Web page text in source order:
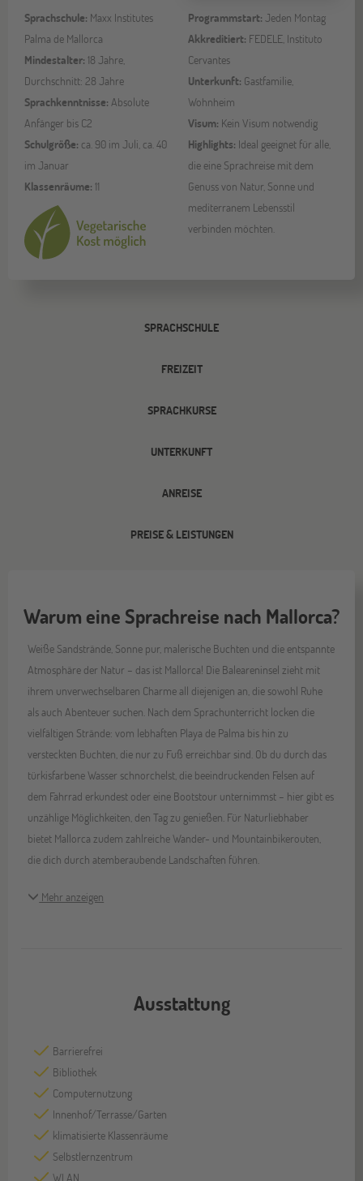
Sprachschule: Maxx Institutes
Palma de Mallorca
Mindestalter: 18 Jahre,
Durchschnitt: 28 Jahre
Sprachkenntnisse: Absolute
Anfänger bis C2
Schulgröße: ca. 90 im Juli, ca. 40
im Januar
Klassenräume: 11
Programmstart: Jeden Montag
Akkreditiert: FEDELE, Instituto
Cervantes
Unterkunft: Gastfamilie,
Wohnheim
Visum: Kein Visum notwendig
Highlights: Ideal geeignet für alle,
die eine Sprachreise mit dem
Genuss von Natur, Sonne und
mediterranem Lebensstil
verbinden möchten.
SPRACHSCHULE
FREIZEIT
SPRACHKURSE
UNTERKUNFT
ANREISE
PREISE & LEISTUNGEN
Warum eine Sprachreise nach Mallorca?
Weiße Sandstrände, Sonne pur, malerische Buchten und die entspannte
Atmosphäre der Natur – das ist Mallorca! Die Baleareninsel zieht mit
ihrem unverwechselbaren Charme all diejenigen an, die sowohl Ruhe
als auch Abenteuer suchen. Nach dem Sprachunterricht locken die
vielfältigen Strände: vom lebhaften Playa de Palma bis hin zu
versteckten Buchten, die nur zu Fuß erreichbar sind. Ob du durch das
türkisfarbene Wasser schnorchelst, die beeindruckenden Felsen auf
dem Fahrrad erkundest oder eine Bootstour unternimmst – hier gibt es
unzählige Möglichkeiten, den Tag zu genießen. Für Naturliebhaber
bietet Mallorca zudem zahlreiche Wander- und Mountainbikerouten,
die dich durch atemberaubende Landschaften führen.
Mehr anzeigen
Ausstattung
Barrierefrei
Bibliothek
Computernutzung
Innenhof/Terrasse/Garten
klimatisierte Klassenräume
Selbstlernzentrum
WLAN